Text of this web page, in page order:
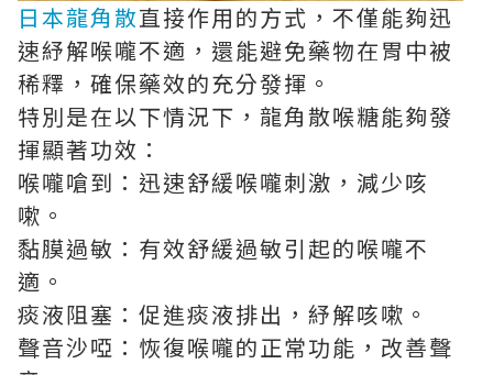
日本龍角散直接作用的方式，不僅能夠迅
速紓解喉嚨不適，還能避免藥物在胃中被
稀釋，確保藥效的充分發揮。
特別是在以下情況下，龍角散喉糖能夠發
揮顯著功效：
喉嚨嗆到：迅速舒緩喉嚨刺激，減少咳
嗽。
黏膜過敏：有效舒緩過敏引起的喉嚨不
適。
痰液阻塞：促進痰液排出，紓解咳嗽。
聲音沙啞：恢復喉嚨的正常功能，改善聲